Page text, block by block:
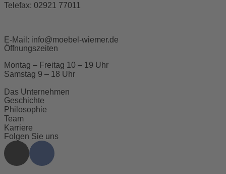
Telefax: 02921 77011
E-Mail: info@moebel-wiemer.de
Öffnungszeiten
Montag – Freitag 10 – 19 Uhr
Samstag 9 – 18 Uhr
Das Unternehmen
Geschichte
Philosophie
Team
Karriere
Folgen Sie uns